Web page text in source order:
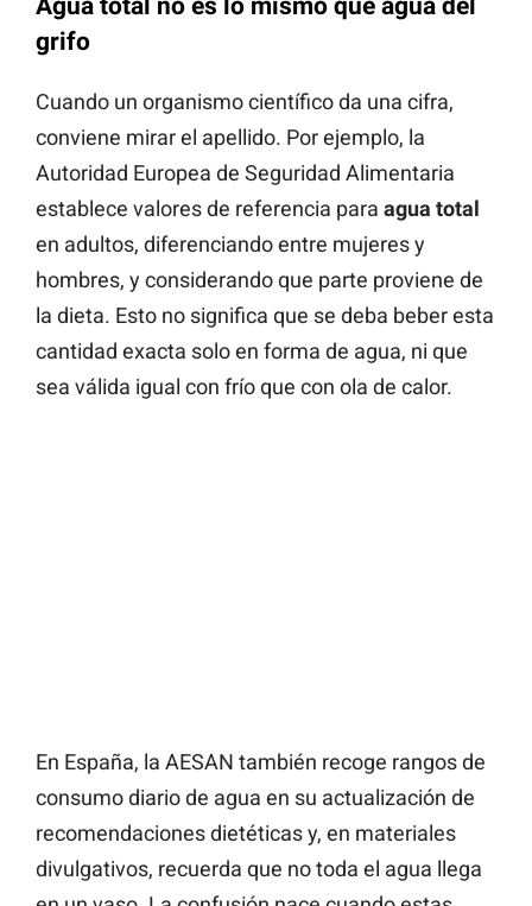
grifo
Cuando un organismo científico da una cifra,
conviene mirar el apellido. Por ejemplo, la
Autoridad Europea de Seguridad Alimentaria
establece valores de referencia para agua total
en adultos, diferenciando entre mujeres y
hombres, y considerando que parte proviene de
la dieta. Esto no significa que se deba beber esta
cantidad exacta solo en forma de agua, ni que
sea válida igual con frío que con ola de calor.
En España, la AESAN también recoge rangos de
consumo diario de agua en su actualización de
recomendaciones dietéticas y, en materiales
divulgativos, recuerda que no toda el agua llega